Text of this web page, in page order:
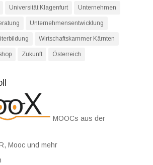
Universität Klagenfurt Unternehmen
Unternehmensentwicklung
Wirtschaftskammer Kärnten
Zukunft Österreich
MOOCs aus der
Mooc und mehr